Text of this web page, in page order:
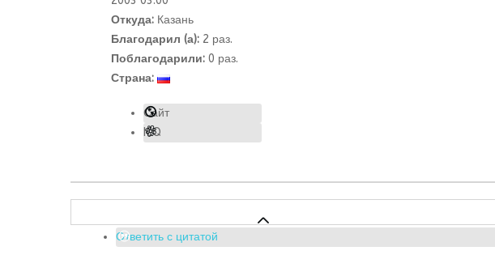
Откуда: Казань
Благодарил (а): 2 раз.
Поблагодарили: 0 раз.
Страна:
Сайт
ICQ
Ответить с цитатой